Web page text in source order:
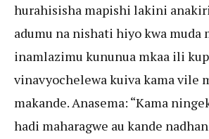
hurahisisha mapishi lakini
adumu na nishati hiyo kwa muda
inamlazimu kununua mkaa ili
vinavyochelewa kuiva kama vile
makande. Anasema: “Kama
hadi maharagwe au kande